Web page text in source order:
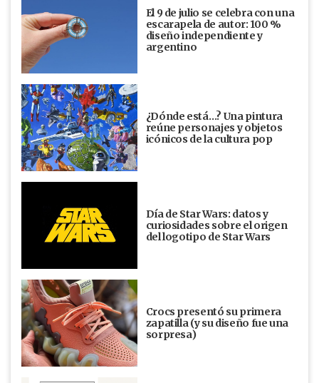
El 9 de julio se celebra con una
escarapela de autor: 100 %
diseño independiente y
argentino
¿Dónde está…? Una pintura
reúne personajes y objetos
icónicos de la cultura pop
Día de Star Wars: datos y
curiosidades sobre el origen
del logotipo de Star Wars
Crocs presentó su primera
zapatilla (y su diseño fue una
sorpresa)